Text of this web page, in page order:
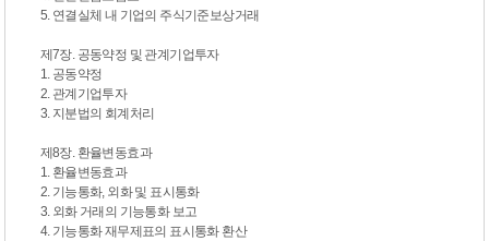
5. 연결실체 내 기업의 주식기준보상거래
제7장. 공동약정 및 관계기업투자
1. 공동약정
2. 관계기업투자
3. 지분법의 회계처리
제8장. 환율변동효과
1. 환율변동효과
2. 기능통화, 외화 및 표시통화
3. 외화 거래의 기능통화 보고
4. 기능통화 재무제표의 표시통화 환산